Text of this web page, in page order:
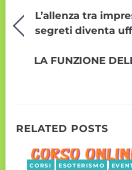
L’allenza tra
segreti diventa
LA FUNZIONE
RELATED POSTS
CORSI ESOTERISMO